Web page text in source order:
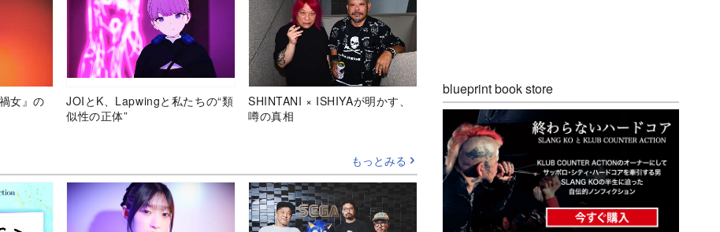
女』の
JOIとK、Lapwingと私たちの“類
似性の正体”
SHINTANI × ISHIYAが明かす、
噂の真相
もっとみる
blueprint book store